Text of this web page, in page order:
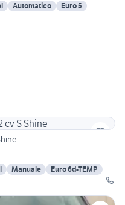
Automatico Euro 5
Manuale
Euro 6d-TEMP